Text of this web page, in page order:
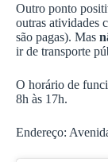
Outro ponto
outras atividades
são pagas). Mas
ir de transporte
O horário de
8h às 17h.
Endereço: